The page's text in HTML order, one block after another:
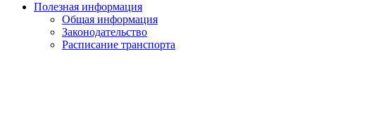
Полезная информация
Общая информация
Законодательство
Расписание транспорта